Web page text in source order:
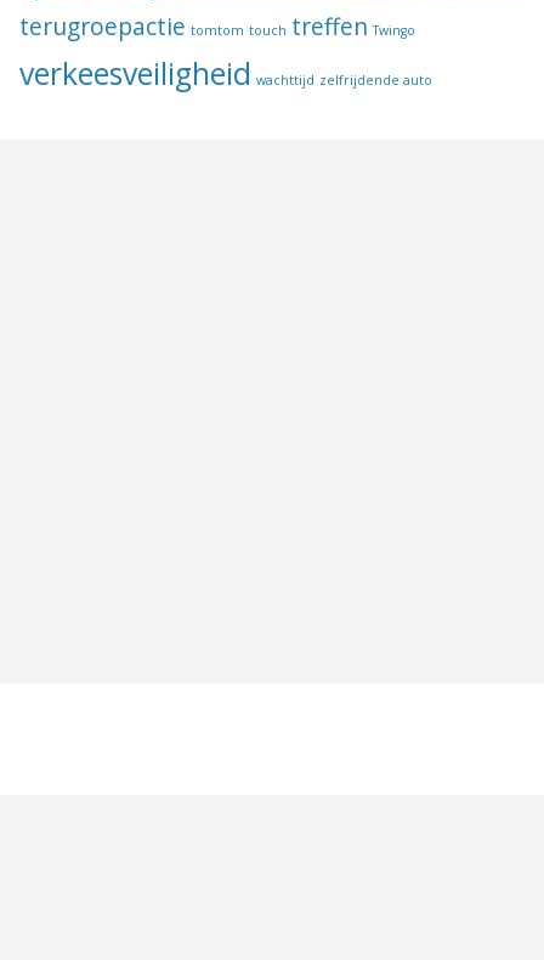
terugroepactie tomtom touch treffen Twingo
verkeesveiligheid wachttijd zelfrijdende auto